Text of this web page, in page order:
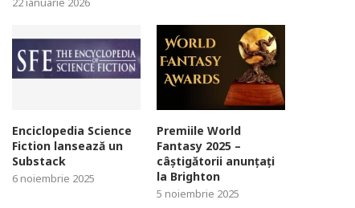
Enciclopedia Science
Fiction lansează un
Substack
6 noiembrie 2025
Premiile World
Fantasy 2025 –
câștigătorii anunțați
la Brighton
5 noiembrie 2025